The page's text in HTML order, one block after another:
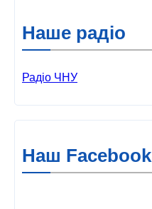
Наше радіо
Радіо ЧНУ
Наш Facebook